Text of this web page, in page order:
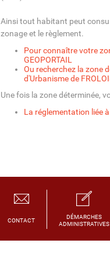
Ainsi tout habitant peut
zonage et le règlement.
Pour connaître votre
GEOPORTAIL
Ou recherchez la zone
d'Urbanisme de
Une fois la zone déterminée,
La réglementation liée
CONTACT
DÉMARCHES
ADMINISTRATIVES